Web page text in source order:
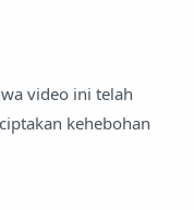
video ini telah
kehebohan